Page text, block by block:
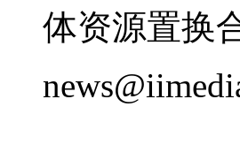
体资源置换